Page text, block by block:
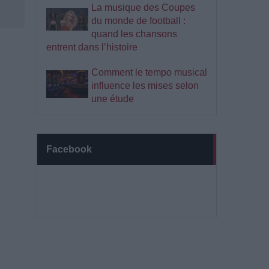
La musique des Coupes
du monde de football :
quand les chansons
entrent dans l’histoire
Comment le tempo musical
influence les mises selon
une étude
Facebook